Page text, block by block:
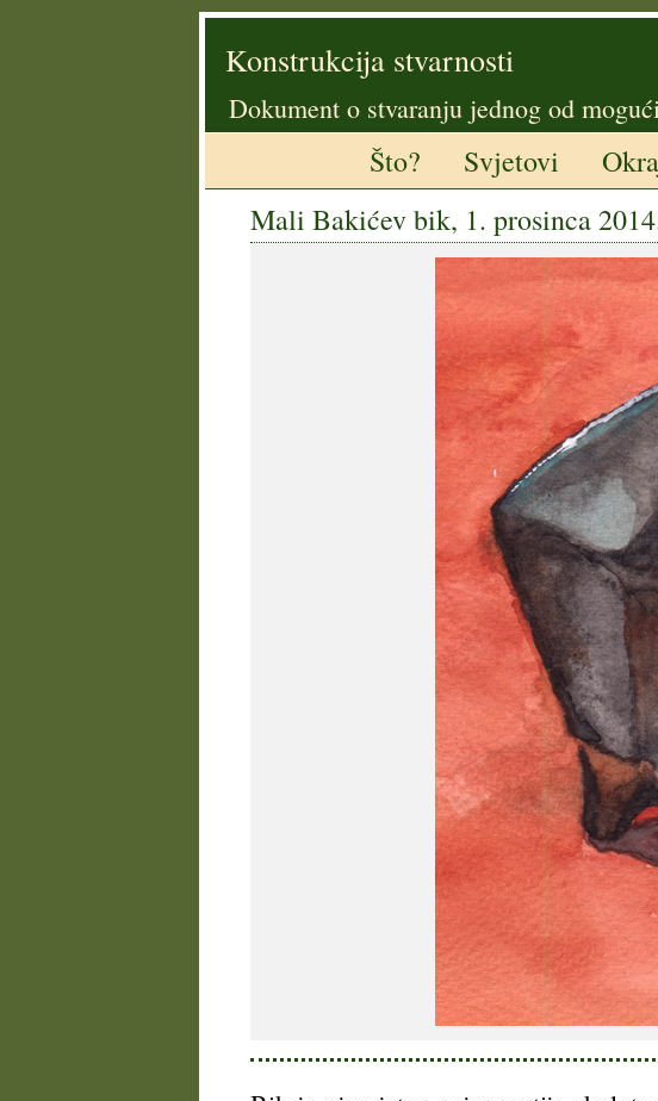
Konstrukcija stvarnosti
Dokument o stvaranju jednog od
Što? Svjetovi
Mali Bakićev bik, 1. prosinca